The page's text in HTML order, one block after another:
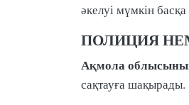
әкелуі мүмкін
ПОЛИЦИЯ
Ақмола
сақтауға шақырады.